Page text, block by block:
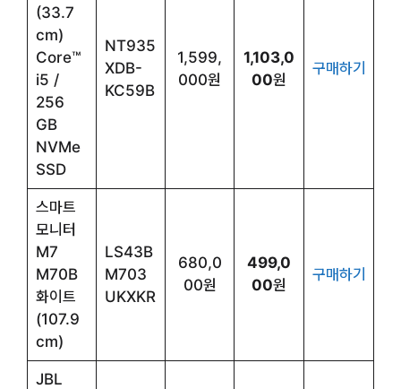
(33.7
cm)
Core™
i5 /
256
GB
NVMe
SSD
NT935
XDB-
KC59B
1,599,
000원
1,103,0
00원
구매하기
스마트
모니터
M7
M70B
화이트
(107.9
cm)
LS43B
M703
UKXKR
680,0
00원
499,0
00원
구매하기
JBL